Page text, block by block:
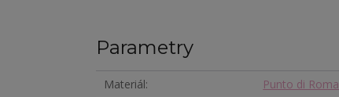
Parametry
Materiál
Punto di Roma